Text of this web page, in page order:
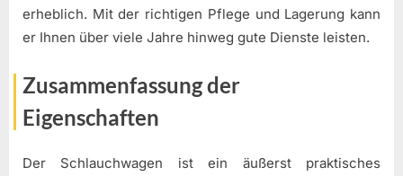
erheblich. Mit der richtigen Pflege und Lagerung kann
er Ihnen über viele Jahre hinweg gute Dienste leisten.
Zusammenfassung der
Eigenschaften
Der Schlauchwagen ist ein äußerst praktisches